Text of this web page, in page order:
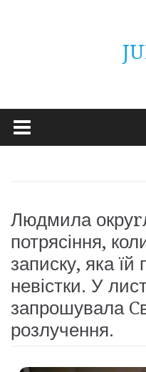
Людмила
потрясіння,
записку, яка
невістки. У
запрошувала
розлучення.